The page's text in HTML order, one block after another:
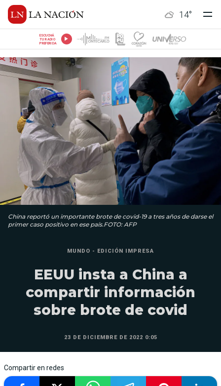
14°
ESCUCHÁ
TU RADIO
PREFERIDA
China reportó un importante brote de covid-19 a tres años de darse el
primer caso positivo en ese país.FOTO: AFP
MUNDO - EDICIÓN IMPRESA
EEUU insta a China a
compartir información
sobre brote de covid
23 DE DICIEMBRE DE 2022 0:05
Compartir en redes